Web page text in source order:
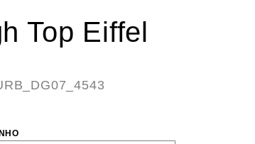
Top Eiffel